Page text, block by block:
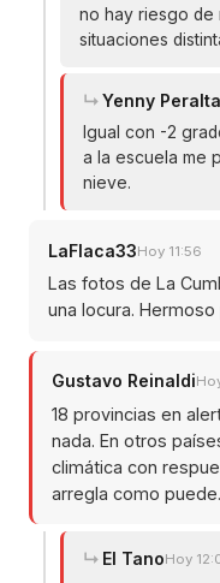
no hay riesgo de
situaciones
Yenny Peralta
Igual con -2
a la escuela me
nieve.
LaFlaca33Hoy 11:56
Las fotos de La
una locura.
Gustavo Reinaldi
18 provincias en
nada. En otros
climática con
arregla como puede.
El TanoHoy